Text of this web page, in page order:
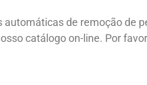
de remoção de
catálogo on-line. Por